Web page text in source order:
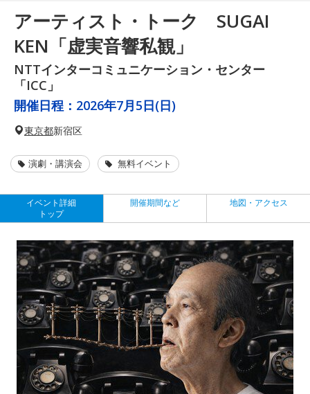
アーティスト・トーク SUGAI
KEN「虚実音響私観」
NTTインターコミュニケーション・センター
「ICC」
開催日程： 2026年7月5日(日)
東京都新宿区
演劇・講演会 無料イベント
イベント詳細
トップ
開催期間など 地図・アクセス